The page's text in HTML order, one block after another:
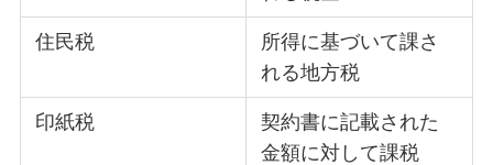
住民税
所得に基づいて課さ
れる地方税
印紙税
契約書に記載された
金額に対して課税